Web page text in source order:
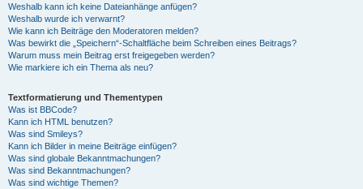
Weshalb kann ich keine Dateianhänge anfügen?
Weshalb wurde ich verwarnt?
Wie kann ich Beiträge den Moderatoren melden?
Was bewirkt die „Speichern“-Schaltfläche beim Schreiben eines Beitrags?
Warum muss mein Beitrag erst freigegeben werden?
Wie markiere ich ein Thema als neu?
Textformatierung und Thementypen
Was ist BBCode?
Kann ich HTML benutzen?
Was sind Smileys?
Kann ich Bilder in meine Beiträge einfügen?
Was sind globale Bekanntmachungen?
Was sind Bekanntmachungen?
Was sind wichtige Themen?